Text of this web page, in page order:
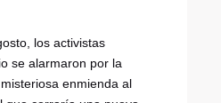
los activistas
se alarmaron por la
enmienda al